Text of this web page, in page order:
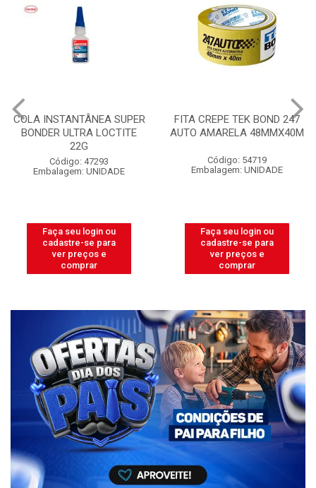
COLA INSTANTÂNEA SUPER
BONDER ULTRA LOCTITE
22G
Código: 47293
Embalagem: UNIDADE
Faça seu login ou
cadastre-se para
ver preços e
comprar
FITA CREPE TEK BOND 247
AUTO AMARELA 48MMX40M
Código: 54719
Embalagem: UNIDADE
Faça seu login ou
cadastre-se para
ver preços e
comprar